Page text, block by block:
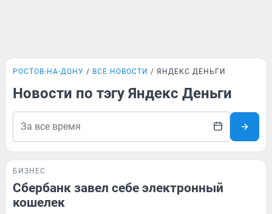
РОСТОВ-НА-ДОНУ ВСЕ НОВОСТИ ЯНДЕКС ДЕНЬГИ
Новости по тэгу Яндекс Деньги
БИЗНЕС
Сбербанк завел себе электронный
кошелек